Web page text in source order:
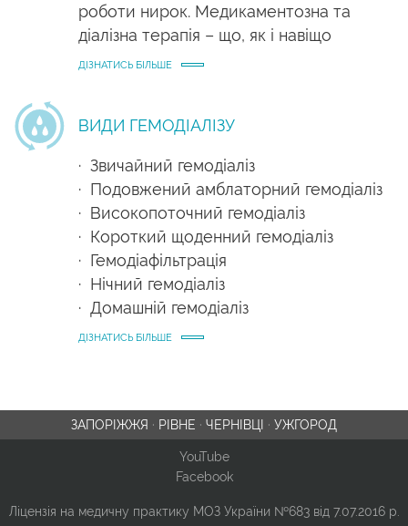
роботи нирок. Медикаментозна та
діалізна терапія – що, як і навіщо
ДІЗНАТИСЬ БІЛЬШЕ
ВИДИ ГЕМОДІАЛІЗУ
· Звичайний гемодіаліз
· Подовжений амблаторний гемодіаліз
· Високопоточний гемодіаліз
· Короткий щоденний гемодіаліз
· Гемодіафільтрація
· Нічний гемодіаліз
· Домашній гемодіаліз
ДІЗНАТИСЬ БІЛЬШЕ
ЗАПОРІЖЖЯ · РІВНЕ · ЧЕРНІВЦІ · УЖГОРОД
YouTube
Facebook
Ліцензія на медичну практику МОЗ України №683 від 7.07.2016 р.